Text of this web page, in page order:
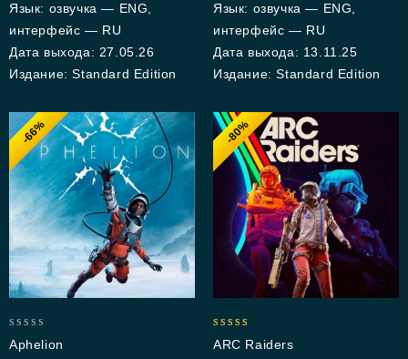
Язык: озвучка — ENG,
интерфейс — RU
Дата выхода: 27.05.26
Издание: Standard Edition
Язык: озвучка — ENG,
интерфейс — RU
Дата выхода: 13.11.25
Издание: Standard Edition
-66%
out
Aphelion
-80%
out of 5
ARC Raiders